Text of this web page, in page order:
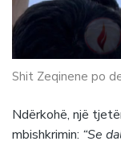
Shit Zeqinene po
Ndërkohë, një
mbishkrimin: “Se